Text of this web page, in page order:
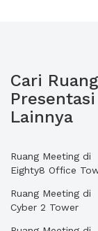
Cari
Lainnya
Ruang Meeting di
Eighty8 Office
Ruang Meeting di
Cyber 2 Tower